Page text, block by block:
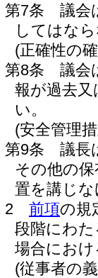
第7条
議会
してはな
(正確性の
第8条
議会
報が過去
い。
(安全管理
第9条
議長
その他の
置を講じ
2
前項の規
段階にわ
場合にお
(従事者の